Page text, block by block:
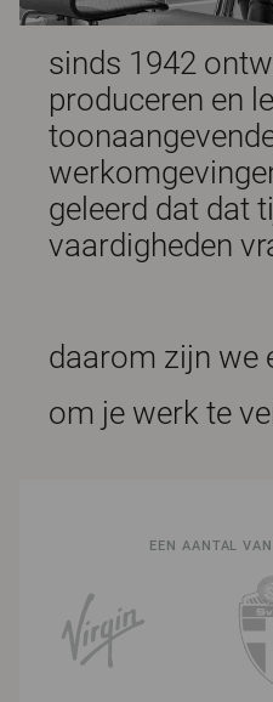
sinds 1942
produceren en
geleerd dat dat
vaardigheden
daarom zijn we
om je werk te
EEN AANTAL